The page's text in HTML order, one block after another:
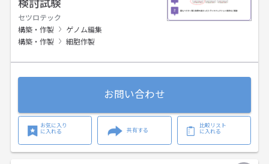
検討試験
セツロテック
構築・作製
ゲノム編集
構築・作製
細胞作製
お問い合わせ
お気に入り
に入れる
共有する
比較リスト
に入れる